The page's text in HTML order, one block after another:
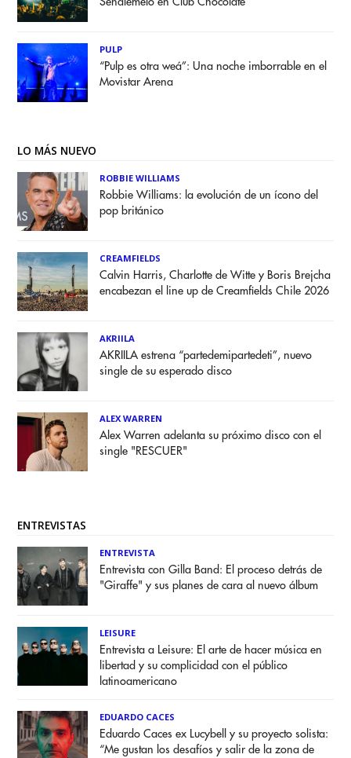
PULP
“Pulp es otra weá”: Una noche imborrable en el
Movistar Arena
LO MÁS NUEVO
ROBBIE WILLIAMS
Robbie Williams: la evolución de un ícono del
pop británico
CREAMFIELDS
Calvin Harris, Charlotte de Witte y Boris Brejcha
encabezan el line up de Creamfields Chile 2026
AKRIILA
AKRIILA estrena “partedemipartedeti”, nuevo
single de su esperado disco
ALEX WARREN
Alex Warren adelanta su próximo disco con el
single "RESCUER"
ENTREVISTAS
ENTREVISTA
Entrevista con Gilla Band: El proceso detrás de
"Giraffe" y sus planes de cara al nuevo álbum
LEISURE
Entrevista a Leisure: El arte de hacer música en
libertad y su complicidad con el público
latinoamericano
EDUARDO CACES
Eduardo Caces ex Lucybell y su proyecto solista:
“Me gustan los desafíos y salir de la zona de